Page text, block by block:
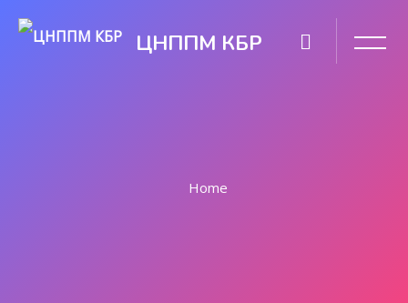
ЦНППМ КБР
Home